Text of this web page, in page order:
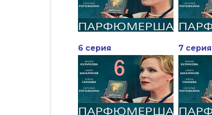
6 серия 7 серия